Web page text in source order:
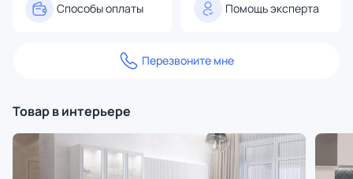
Способы оплаты Помощь эксперта
Перезвоните мне
Товар в интерьере